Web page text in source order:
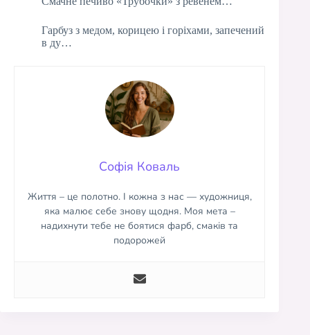
Гарбуз з медом, корицею і горіхами, запечений
в ду…
Софія Коваль
Життя – це полотно. І кожна з нас — художниця,
яка малює себе знову щодня. Моя мета –
надихнути тебе не боятися фарб, смаків та
подорожей